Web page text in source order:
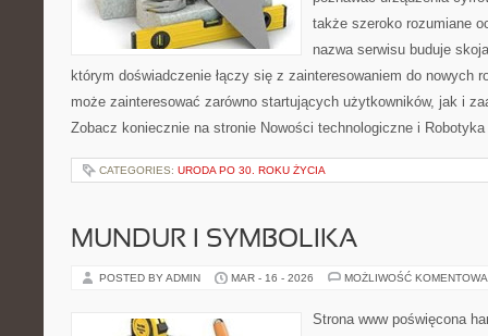
także szeroko rozumiane
nazwa serwisu buduje
którym doświadczenie łączy się z zainteresowaniem do nowych
może zainteresować zarówno startujących użytkowników, jak i
Zobacz koniecznie na stronie Nowości technologiczne i
CATEGORIES: URODA PO 30. ROKU ŻYCIA
MUNDUR I SYMBOLIKA
POSTED BY ADMIN MAR - 16 - 2026 MOŻLIWOŚĆ
Strona www poświęcona